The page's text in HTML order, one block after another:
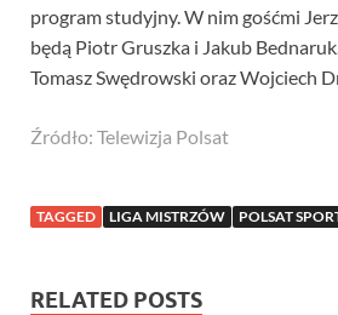
program studyjny. W nim gośćmi
będą Piotr Gruszka i Jakub
Tomasz Swędrowski oraz Wojciech
Źródło: Telewizja Polsat
TAGGED LIGA MISTRZÓW POLSAT
RELATED POSTS